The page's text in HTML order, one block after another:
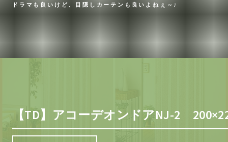
ドラマも良いけど、目隠しカーテンも良いよねぇ～♪
【TD】アコーデオンドアNJ-2